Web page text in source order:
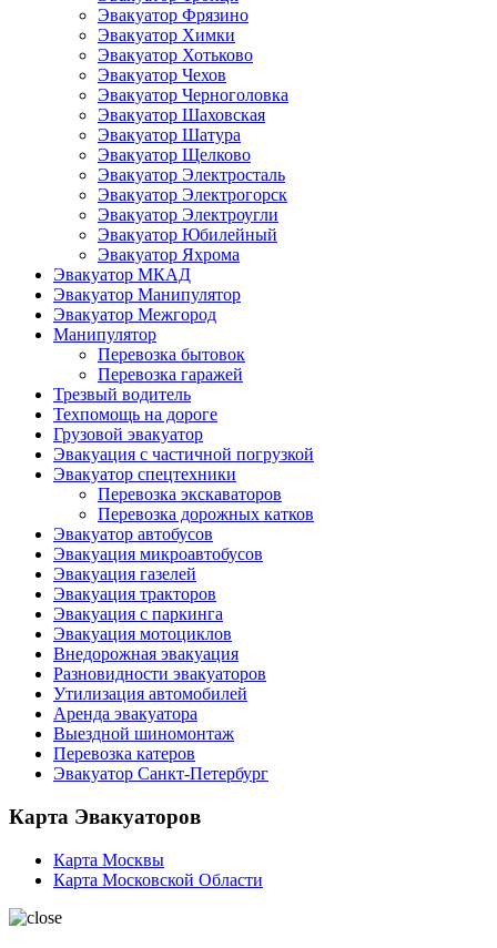
Эвакуатор Фрязино
Эвакуатор Химки
Эвакуатор Хотьково
Эвакуатор Чехов
Эвакуатор Черноголовка
Эвакуатор Шаховская
Эвакуатор Шатура
Эвакуатор Щелково
Эвакуатор Электросталь
Эвакуатор Электрогорск
Эвакуатор Электроугли
Эвакуатор Юбилейный
Эвакуатор Яхрома
Эвакуатор МКАД
Эвакуатор Манипулятор
Эвакуатор Межгород
Манипулятор
Перевозка бытовок
Перевозка гаражей
Трезвый водитель
Техпомощь на дороге
Грузовой эвакуатор
Эвакуация с частичной погрузкой
Эвакуатор спецтехники
Перевозка экскаваторов
Перевозка дорожных катков
Эвакуатор автобусов
Эвакуация микроавтобусов
Эвакуация газелей
Эвакуация тракторов
Эвакуация с паркинга
Эвакуация мотоциклов
Внедорожная эвакуация
Разновидности эвакуаторов
Утилизация автомобилей
Аренда эвакуатора
Выездной шиномонтаж
Перевозка катеров
Эвакуатор Санкт-Петербург
Карта Эвакуаторов
Карта Москвы
Карта Московской Области